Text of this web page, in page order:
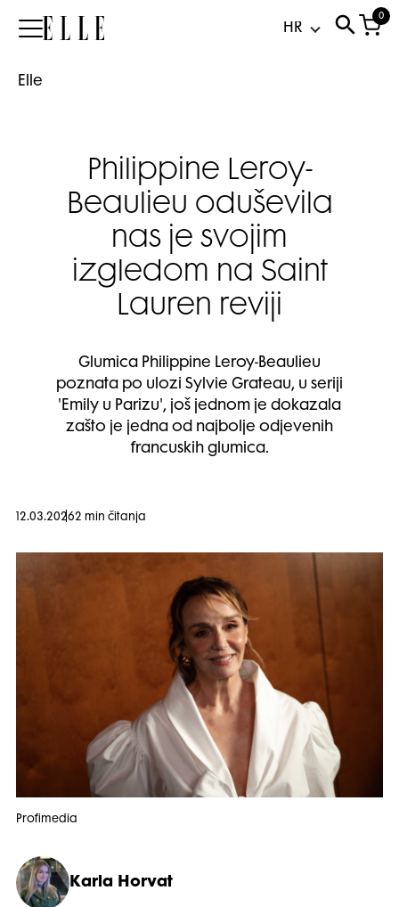
Elle
0
Elle
Philippine Leroy-
Beaulieu oduševila
nas je svojim
izgledom na Saint
Lauren reviji
Glumica Philippine Leroy-Beaulieu
poznata po ulozi Sylvie Grateau, u seriji
'Emily u Parizu', još jednom je dokazala
zašto je jedna od najbolje odjevenih
francuskih glumica.
12.03.20262 min čitanja
Profimedia
Karla Horvat